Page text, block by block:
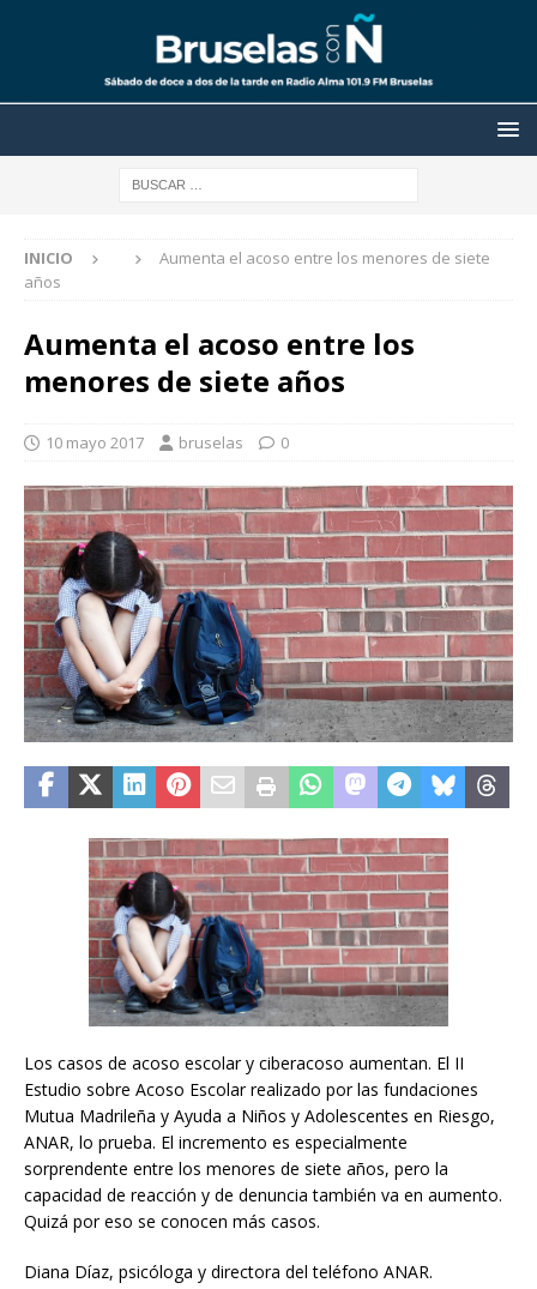
INICIO
Aumenta el acoso entre los menores de siete
años
Aumenta el acoso entre los
menores de siete años
10 mayo 2017 bruselas 0
Los casos de acoso escolar y ciberacoso aumentan. El II
Estudio sobre Acoso Escolar realizado por las fundaciones
Mutua Madrileña y Ayuda a Niños y Adolescentes en Riesgo,
ANAR, lo prueba. El incremento es especialmente
sorprendente entre los menores de siete años, pero la
capacidad de reacción y de denuncia también va en aumento.
Quizá por eso se conocen más casos.
Diana Díaz, psicóloga y directora del teléfono ANAR.